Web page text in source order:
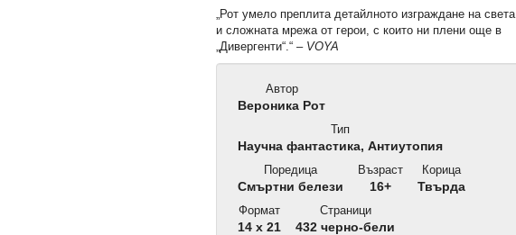
„Рот умело преплита детайлното изграждане на света
и сложната мрежа от герои, с които ни плени още в
„Дивергенти“.“ – VOYA
Автор
Вероника Рот
Тип
Научна фантастика, Антиутопия
Поредица
Смъртни белези
Възраст
16+
Корица
Твърда
Формат
14 x 21
Страници
432 черно-бели